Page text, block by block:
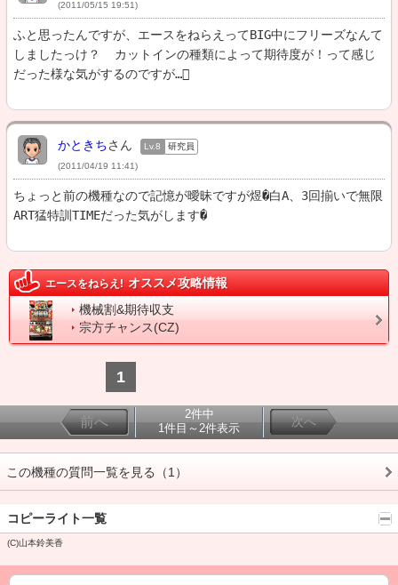
(2011/05/15 19:51)
ふと思ったんですが、エースをねらえってBIG中にフリーズなんて
しましたっけ？  カットインの種類によって期待度が！って感じ
だった様な気がするのですが…
かときちさん Lv.8
研究員
(2011/04/19 11:41)
ちょっと前の機種なので記憶が曖昧ですが煜�白A、3回揃いで無限
エースをねらえ! オススメ攻略情報
機械割&期待収支
宗方チャンス(CZ)
1
前へ
2件中
1件目～2件表示
次へ
この機種の質問一覧を見る（1）
コピーライト一覧
(C)山本鈴美香